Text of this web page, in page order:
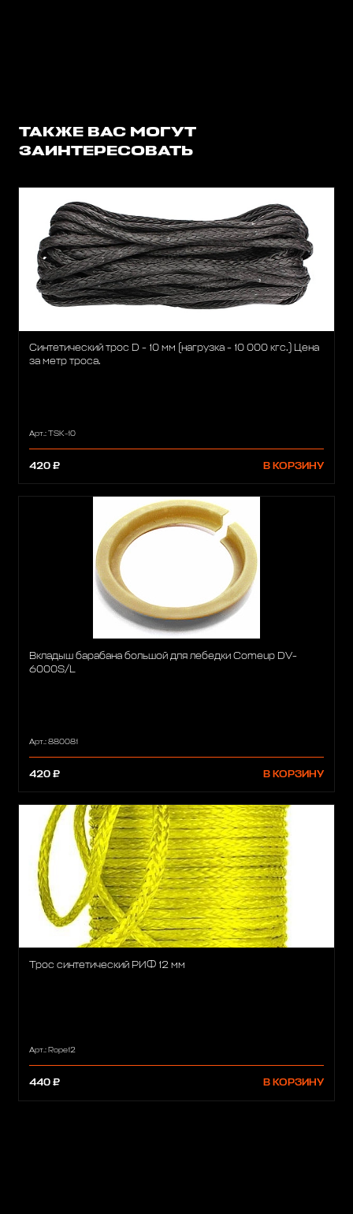
ТАКЖЕ ВАС МОГУТ
ЗАИНТЕРЕСОВАТЬ
Синтетический трос D - 10 мм (нагрузка - 10 000 кгс.) Цена
за метр троса.
Арт.: TSK-10
420 ₽ В КОРЗИНУ
Вкладыш барабана большой для лебедки Comeup DV-
6000S/L
Арт.: 880081
420 ₽ В КОРЗИНУ
Трос синтетический РИФ 12 мм
Арт.: Rope12
440 ₽ В КОРЗИНУ